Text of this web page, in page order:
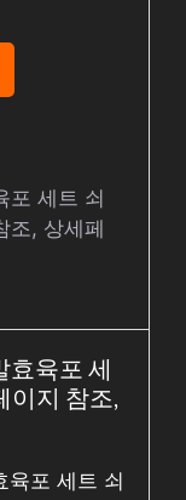
포 세트 쇠
조, 상세페
효육포 세
이지 참조,